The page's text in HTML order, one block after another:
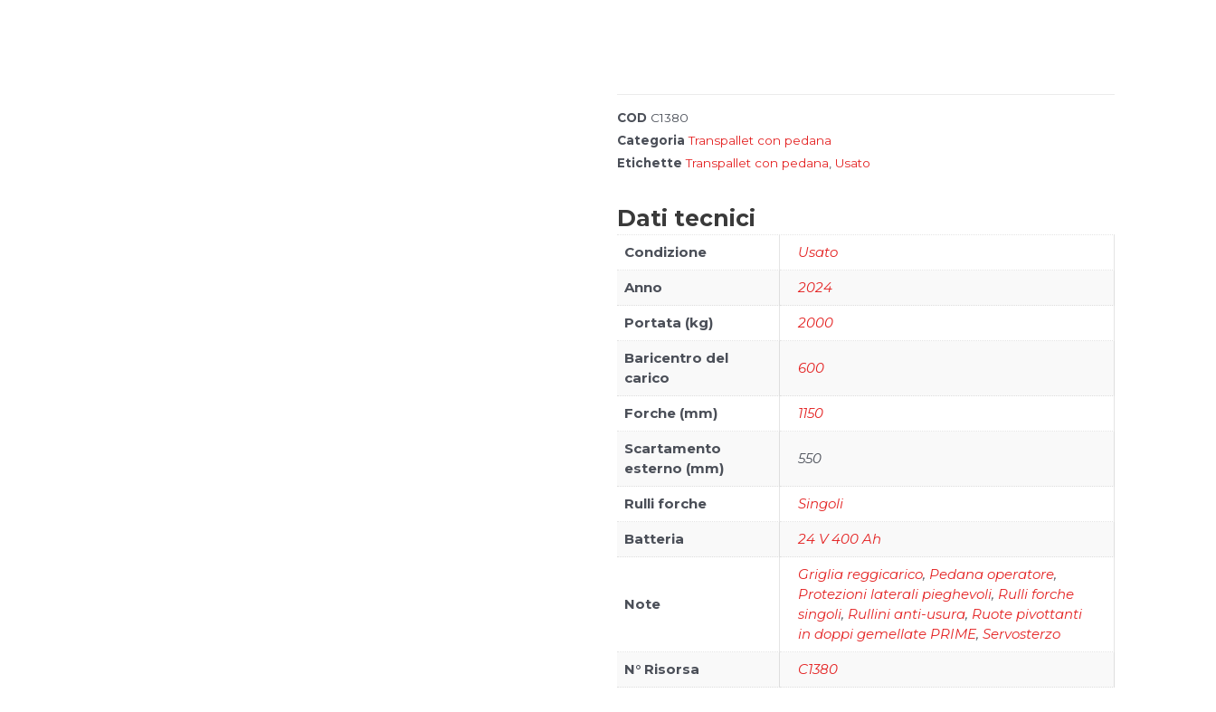
Fronius
COD C1380
Categoria Transpallet con pedana
Etichette Transpallet con pedana Usato
Dati tecnici
Condizione Usato
Anno 2024
Portata (kg) 2000
Baricentro del
carico
600
Forche (mm) 1150
Scartamento
esterno (mm)
550
Rulli forche Singoli
Batteria 24 V 400 Ah
Note
Griglia reggicarico, Pedana operatore,
Protezioni laterali pieghevoli, Rulli forche
singoli, Rullini anti-usura, Ruote pivottanti
in doppi gemellate PRIME, Servosterzo
N° Risorsa C1380